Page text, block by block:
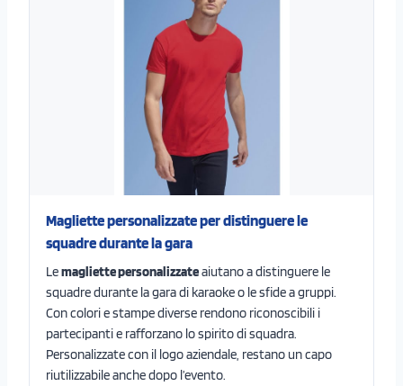
Magliette personalizzate per distinguere le
squadre durante la gara
Lemagliette personalizzateaiutano a distinguere le
squadre durante la gara di karaoke o le sfide a gruppi.
Con colori e stampe diverse rendono riconoscibili i
partecipanti e rafforzano lo spirito di squadra.
Personalizzate con il logo aziendale, restano un capo
riutilizzabile anche dopo l’evento.